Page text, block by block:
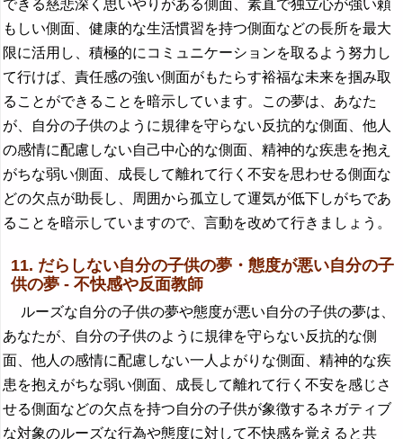
できる慈悲深く思いやりがある側面、素直で独立心が強い頼
もしい側面、健康的な生活慣習を持つ側面などの長所を最大
限に活用し、積極的にコミュニケーションを取るよう努力し
て行けば、責任感の強い側面がもたらす裕福な未来を掴み取
ることができることを暗示しています。この夢は、あなた
が、自分の子供のように規律を守らない反抗的な側面、他人
の感情に配慮しない自己中心的な側面、精神的な疾患を抱え
がちな弱い側面、成長して離れて行く不安を思わせる側面な
どの欠点が助長し、周囲から孤立して運気が低下しがちであ
ることを暗示していますので、言動を改めて行きましょう。
11. だらしない自分の子供の夢・態度が悪い自分の子
供の夢 - 不快感や反面教師
ルーズな自分の子供の夢や態度が悪い自分の子供の夢は、
あなたが、自分の子供のように規律を守らない反抗的な側
面、他人の感情に配慮しない一人よがりな側面、精神的な疾
患を抱えがちな弱い側面、成長して離れて行く不安を感じさ
せる側面などの欠点を持つ自分の子供が象徴するネガティブ
な対象のルーズな行為や態度に対して不快感を覚えると共